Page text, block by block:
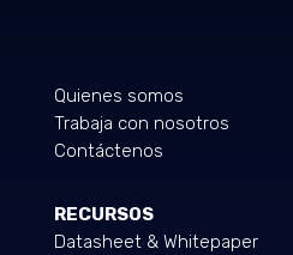
Quienes somos
Trabaja con nosotros
Contáctenos
RECURSOS
Datasheet & Whitepaper